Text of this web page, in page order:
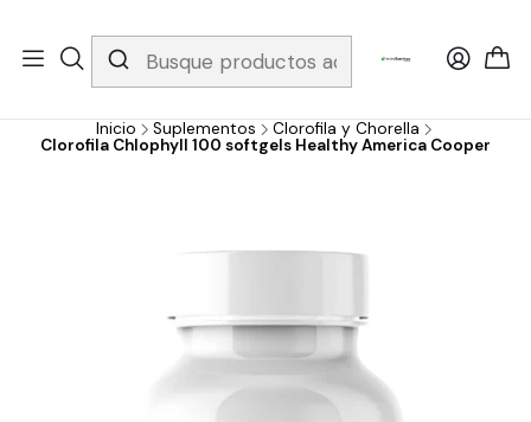
Whatsapp 3229079958/ Fijo 6019251796 / Envios a todo el país y
gratis apartir de 199.000!
Inicio Suplementos
Clorofila y Chorella
Clorofila Chlophyll 100 softgels Healthy America Cooper